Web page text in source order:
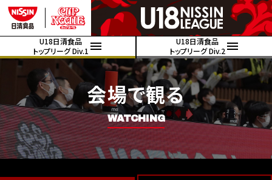
U18日清食品
トップリーグ Div.1
U18日清食品
トップリーグ Div.2
会場で観る
WATCHING